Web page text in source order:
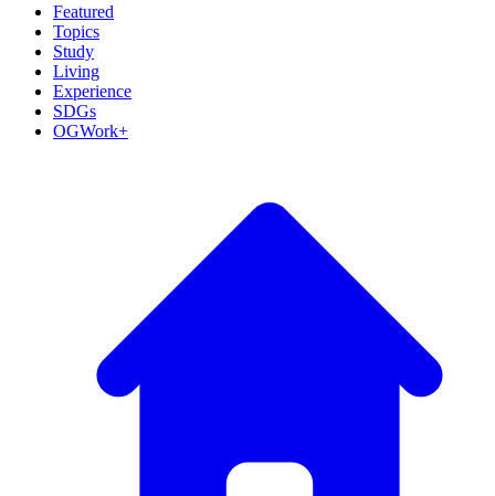
Featured
Topics
Study
Living
Experience
SDGs
OGWork+